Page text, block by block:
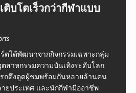
ติบโตเร็วกว่ากีฬาแบบ
ตได้พัฒนาจากกิจกรรมเฉพาะกลุ่ม
สาหกรรมความบันเทิงระดับโลก
ถดึงดูดผู้ชมพร้อมกันหลายล้านคน
ประเทศ และนักกีฬามืออาชีพ